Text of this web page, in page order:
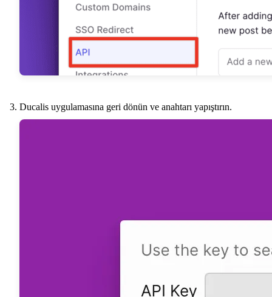
Ducalis uygulamasına geri dönün ve anahtarı yapıştırın.